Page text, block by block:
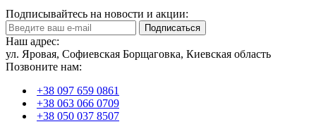
Подписывайтесь на новости и акции:
Подписаться
Наш адрес:
ул. Яровая, Софиевская Борщаговка, Киевская область
Позвоните нам:
+38 097 659 0861
+38 063 066 0709
+38 050 037 8507